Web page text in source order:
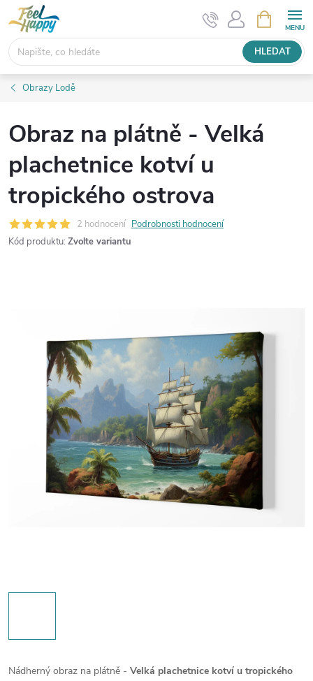
Přejít
na
obsah
HLEDAT
NÁKUPNÍ
KOŠÍK
Obrazy Lodě
Obraz na plátně - Velká
plachetnice kotví u
tropického ostrova
2 hodnocení Podrobnosti hodnocení
Kód produktu: Zvolte variantu
Nádherný obraz na plátně - Velká plachetnice kotví u tropického